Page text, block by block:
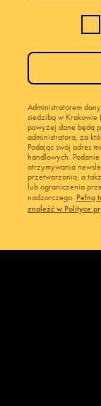
Administratorem
siedzibą w Krakowie
powyżej dane będą
administratora, za
Podając swój adres
handlowych.
otrzymywania
przetwarzania, a
lub ograniczenia
nadzorczego. Pełną
znaleźć w Polityce